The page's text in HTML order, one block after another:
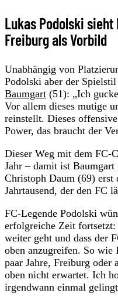
Lukas Podolski
Freiburg als Vorbild
Unabhängig von
Podolski aber der
Baumgart (51): „Ich
Vor allem dieses mutige
reinstellt. Dieses
Power, das braucht der
Dieser Weg mit dem FC-
Jahr – damit ist Baumgart
Christoph Daum (69) erst
Jahrtausend, der den FC
FC-Legende Podolski
erfolgreiche Zeit fortsetzt:
weiter geht und dass der
oben anzugreifen. So wie
paar Jahre, Freiburg oder
oben nicht erwartet. Ich
irgendwann einmal